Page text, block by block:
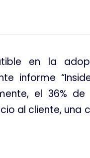
en la
informe
el 36%
al cliente, una